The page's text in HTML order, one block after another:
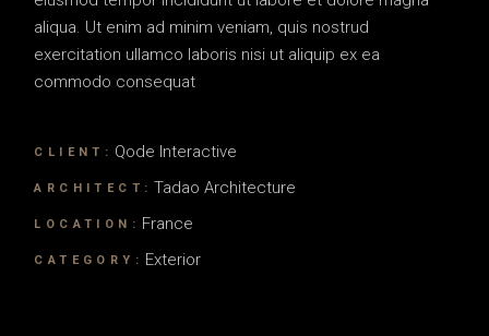
aliqua. Ut enim ad minim veniam, quis nostrud
exercitation ullamco laboris nisi ut aliquip ex ea
commodo consequat
CLIENT: Qode Interactive
ARCHITECT: Tadao Architecture
LOCATION: France
CATEGORY: Exterior